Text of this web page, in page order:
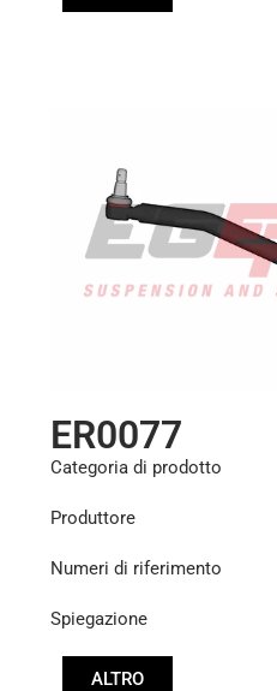
ER0077
Categoria di prodotto
Produttore
Numeri di riferimento
Spiegazione
ALTRO